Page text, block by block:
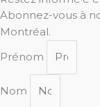
Abonnez-vous à
Montréal.
Prénom
Nom